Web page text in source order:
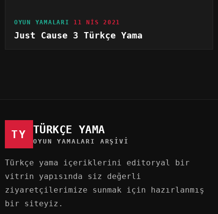
OYUN YAMALARI 11 NIS 2021
Just Cause 3 Türkçe Yama
TY TÜRKÇE YAMA
OYUN YAMALARI ARŞIVI
Türkçe yama içeriklerini editoryal bir
vitrin yapısında siz değerli
ziyaretçilerimize sunmak için hazırlanmış
bir siteyiz.